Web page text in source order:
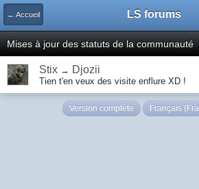
← Accueil LS forums
Mises à jour des statuts de la communauté
Stix → Djozii
Tien t'en veux des visite enflure XD !
Version complète Français